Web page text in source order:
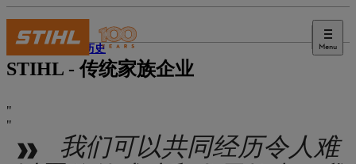
Menu
STIHL 历史
STIHL - 传统家族企业
我们可以共同经历令人难